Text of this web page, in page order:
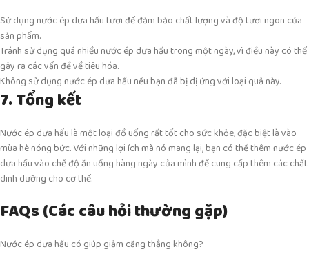
Sử dụng nước ép dưa hấu tươi để đảm bảo chất lượng và độ tươi ngon của
sản phẩm.
Tránh sử dụng quá nhiều nước ép dưa hấu trong một ngày, vì điều này có thể
gây ra các vấn đề về tiêu hóa.
Không sử dụng nước ép dưa hấu nếu bạn đã bị dị ứng với loại quả này.
7. Tổng kết
Nước ép dưa hấu là một loại đồ uống rất tốt cho sức khỏe, đặc biệt là vào
mùa hè nóng bức. Với những lợi ích mà nó mang lại, bạn có thể thêm nước ép
dưa hấu vào chế độ ăn uống hàng ngày của mình để cung cấp thêm các chất
dinh dưỡng cho cơ thể.
FAQs (Các câu hỏi thường gặp)
Nước ép dưa hấu có giúp giảm căng thẳng không?